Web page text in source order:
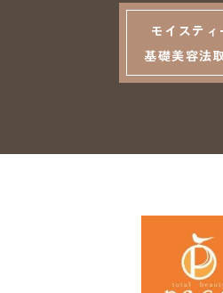
モイスティ
基礎美容法